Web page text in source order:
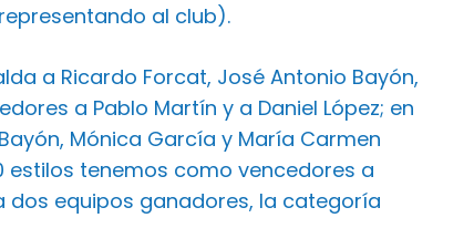
al club).
a Ricardo Forcat, José Antonio Bayón,
a Pablo Martín y a Daniel López; en
Mónica García y María Carmen
estilos tenemos como vencedores a
dos equipos ganadores, la categoría